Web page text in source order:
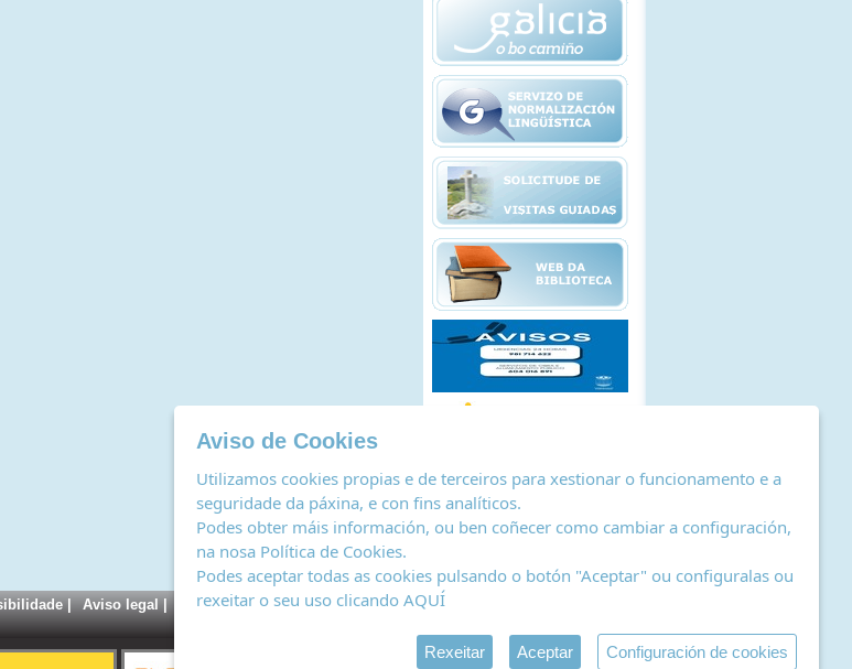
| Aviso legal| Política de cookies| Rexistro de actividades de tratamento
Aviso de Cookies
Utilizamos cookies propias e de terceiros para xestionar o funcionamento e a
seguridade da páxina, e con fins analíticos.
Podes obter máis información, ou ben coñecer como cambiar a configuración,
na nosa Política de Cookies.
Podes aceptar todas as cookies pulsando o botón "Aceptar" ou configuralas ou
rexeitar o seu uso clicando AQUÍ
Rexeitar Aceptar Configuración de cookies